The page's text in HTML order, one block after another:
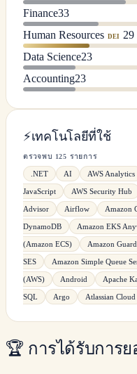
Finance33
Human Resources DEI
29
Data Science23
Accounting23
⚡เทคโนโลยีที่ใช้
ตรวจพบ 125 รายการ
.NET AI AWS Analytics
JavaScript AWS Security Hub
Advisor Airflow Amazon
DynamoDB Amazon EKS
(Amazon ECS) Amazon
SES Amazon Simple Queue
(AWS) Android Apache
SQL Argo Atlassian Cloud
🏆 การได้รับการย